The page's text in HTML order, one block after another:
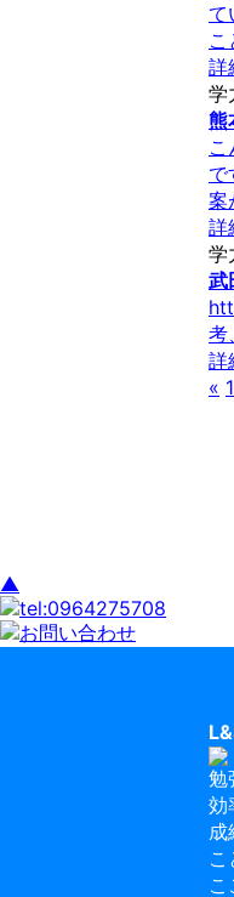
て
こ
詳
学
熊
で
案
詳
学
武
考
詳
« 1
▲
勉
効
成
こ